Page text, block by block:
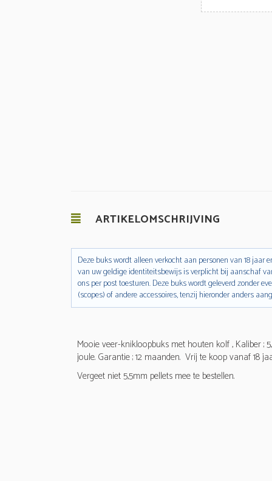
ARTIKELOMSCHRIJVING
Deze buks wordt alleen verkocht aan personen van 18 jaar
van uw geldige identiteitsbewijs is verplicht bij aanschaf
ons per post toesturen. Deze buks wordt geleverd zonder
(scopes) of andere accessoires, tenzij hieronder anders
Mooie veer-knikloopbuks met houten kolf , Kaliber ;
joule. Garantie ; 12 maanden. Vrij te koop vanaf 18
Vergeet niet 5,5mm pellets mee te bestellen.